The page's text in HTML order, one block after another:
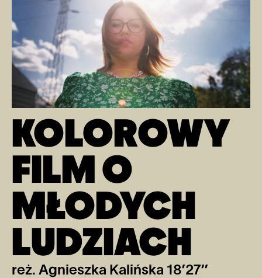
KOLOROWY
FILM O
MŁODYCH
LUDZIACH
reż. Agnieszka Kalińska 18’27’’